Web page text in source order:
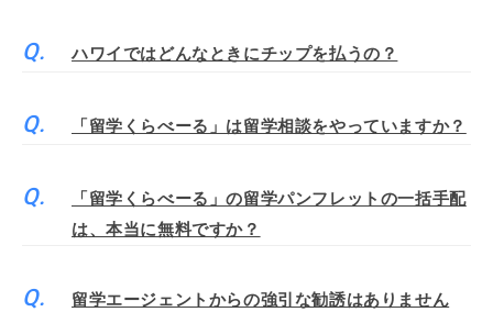
ハワイではどんなときにチップを払うの？
「留学くらべーる」は留学相談をやっていますか？
「留学くらべーる」の留学パンフレットの一括手配
は、本当に無料ですか？
留学エージェントからの強引な勧誘はありません